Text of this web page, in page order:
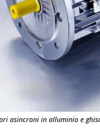
asincroni in alluminio e